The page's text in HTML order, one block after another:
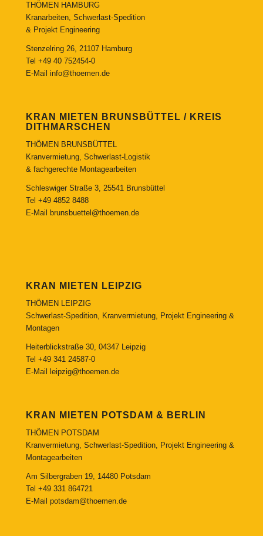
THÖMEN HAMBURG
Kranarbeiten, Schwerlast-Spedition
& Projekt Engineering
Stenzelring 26, 21107 Hamburg
Tel +49 40 752454-0
E-Mail info@thoemen.de
KRAN MIETEN BRUNSBÜTTEL / KREIS
DITHMARSCHEN
THÖMEN BRUNSBÜTTEL
Kranvermietung, Schwerlast-Logistik
& fachgerechte Montagearbeiten
Schleswiger Straße 3, 25541 Brunsbüttel
Tel +49 4852 8488
E-Mail
brunsbuettel@thoemen.de
KRAN MIETEN LEIPZIG
THÖMEN LEIPZIG
Schwerlast-Spedition, Kranvermietung, Projekt Engineering &
Montagen
Heiterblickstraße 30, 04347 Leipzig
Tel +49 341 24587-0
E-Mail
leipzig@thoemen.de
KRAN MIETEN POTSDAM & BERLIN
THÖMEN POTSDAM
Kranvermietung, Schwerlast-Spedition, Projekt Engineering &
Montagearbeiten
Am Silbergraben 19, 14480 Potsdam
Tel +49 331 864721
E-Mail potsdam@thoemen.de